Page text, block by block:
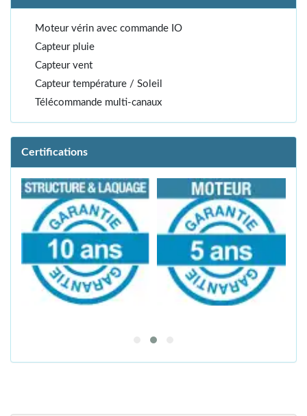
Moteur vérin avec commande IO
Capteur pluie
Capteur vent
Capteur température / Soleil
Télécommande multi-canaux
Certifications